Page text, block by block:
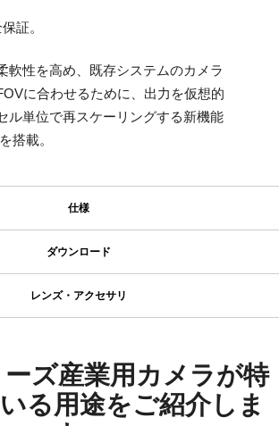
証。
軟性を高め、既存システムのカメラ
に合わせるために、出力を仮想的
ル単位で再スケーリングする新機能
搭載。
仕様
ダウンロード
ド
12405-5GE
12405-5GE
レンズ・アクセサリ
200 lp/mm以上の解像力を必要とするアプリ
、鮮明で高コントラストな描写を実現でき
られます。
ズ産業用カメラが特
る用途をご紹介しま